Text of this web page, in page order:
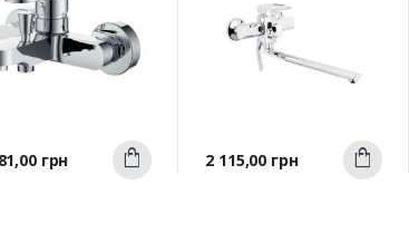
Швидкий
перегляд
грн Купити
Швидкий
перегляд
Ціна
2 115,00 грн Купити